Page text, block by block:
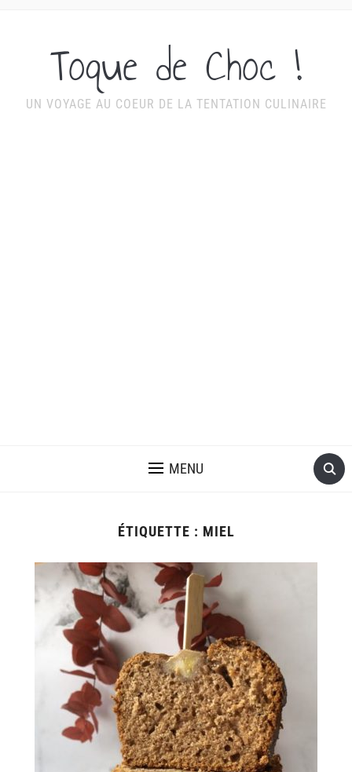
Toque de Choc !
UN VOYAGE AU COEUR DE LA TENTATION CULINAIRE
MENU
ÉTIQUETTE : MIEL